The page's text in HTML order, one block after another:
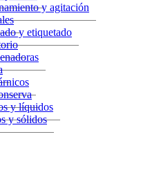
y agitación
y etiquetado
y líquidos
y sólidos